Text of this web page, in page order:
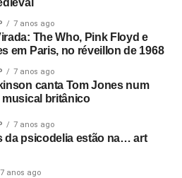
7 anos ago
The Who, Pink Floyd e
em Paris, no réveillon de 1968
7 anos ago
canta Tom Jones num
britânico
7 anos ago
da psicodelia estão na… art
7 anos ago